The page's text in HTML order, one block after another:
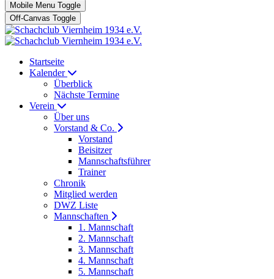
Mobile Menu Toggle
Off-Canvas Toggle
Startseite
Kalender
Überblick
Nächste Termine
Verein
Über uns
Vorstand & Co.
Vorstand
Beisitzer
Mannschaftsführer
Trainer
Chronik
Mitglied werden
DWZ Liste
Mannschaften
1. Mannschaft
2. Mannschaft
3. Mannschaft
4. Mannschaft
5. Mannschaft